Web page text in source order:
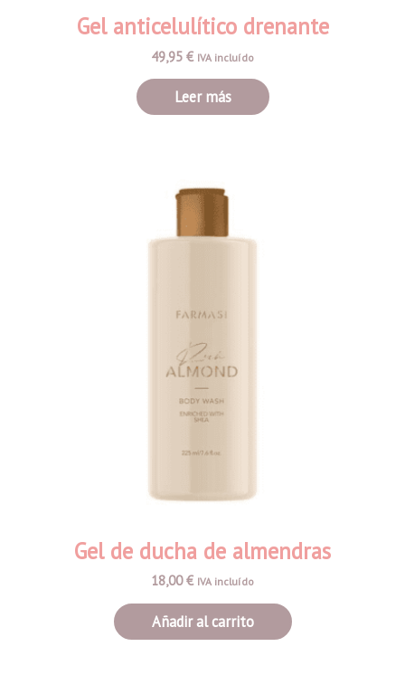
Gel anticelulítico drenante
49,95 € IVA incluído
Leer más
Gel de ducha de almendras
18,00€ IVA incluído
Añadir al carrito